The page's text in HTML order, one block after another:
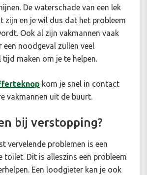
De waterschade van een lek
zijn en je wil dus dat het probleem
Ook al zijn vakmannen vaak
een noodgeval zullen veel
maken om je te helpen.
kom je snel in contact
vakmannen uit de buurt.
bij verstopping?
vervelende problemen is een
toilet. Dit is alleszins een probleem
Een loodgieter kan je ook